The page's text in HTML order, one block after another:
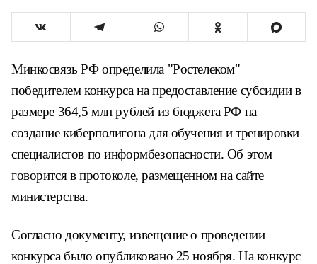
Минкосвязь РФ определила "Ростелеком"
победителем конкурса на предоставление субсидии в
размере 364,5 млн рублей из бюджета РФ на
создание киберполигона для обучения и тренировки
специалистов по информбезопасности. Об этом
говорится в протоколе, размещенном на сайте
министерства.
Согласно документу, извещение о проведении
конкурса было опубликовано 25 ноября. На конкурс